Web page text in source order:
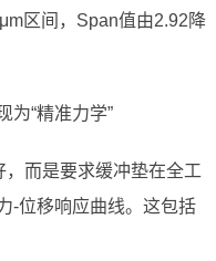
区间，Span值由2.92降
为“精准力学”
，而是要求缓冲垫在全工
-位移响应曲线。这包括